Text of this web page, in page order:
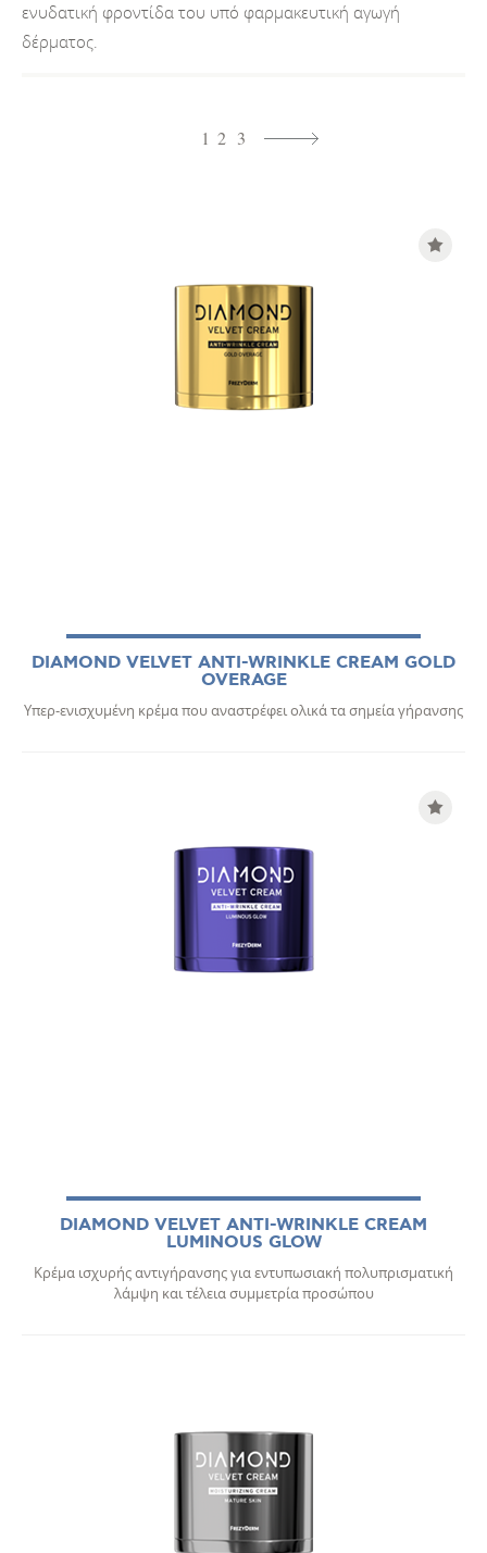
ενυδατική φροντίδα του υπό φαρμακευτική αγωγή
δέρματος.
1 2 3
DIAMOND VELVET ANTI-WRINKLE CREAM GOLD
OVERAGE
Υπερ-ενισχυμένη κρέμα που αναστρέφει ολικά τα σημεία γήρανσης
DIAMOND VELVET ANTI-WRINKLE CREAM
LUMINOUS GLOW
Κρέμα ισχυρής αντιγήρανσης για εντυπωσιακή πολυπρισματική
λάμψη και τέλεια συμμετρία προσώπου